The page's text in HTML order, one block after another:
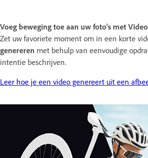
Voeg beweging toe aan uw foto's met
Zet uw favoriete moment om in een korte
genereren met behulp van eenvoudige
intentie beschrijven.
Leer hoe je een video genereert uit een